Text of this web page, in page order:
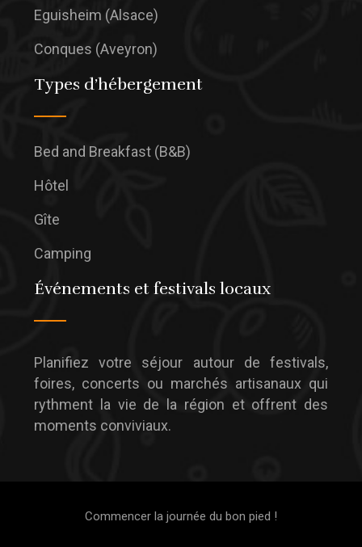
Eguisheim (Alsace)
Conques (Aveyron)
Types d’hébergement
Bed and Breakfast (B&B)
Hôtel
Gîte
Camping
Événements et festivals locaux
Planifiez votre séjour autour de festivals,
foires, concerts ou marchés artisanaux qui
rythment la vie de la région et offrent des
moments conviviaux.
Commencer la journée du bon pied !